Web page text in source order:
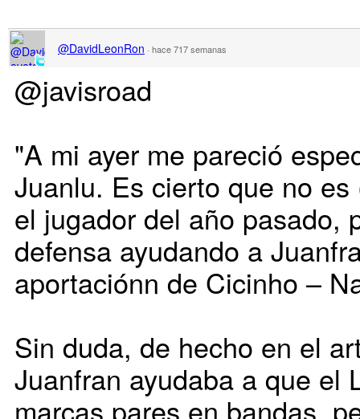
@DavidLeonRon · hace 717 semanas
@javisroad
"A mi ayer me pareció
Juanlu. Es cierto que no
el jugador del año pasado,
defensa ayudando a
aportaciónn de Cicinho –
Sin duda, de hecho en el
Juanfran ayudaba a que el
marcas pares en bandas,